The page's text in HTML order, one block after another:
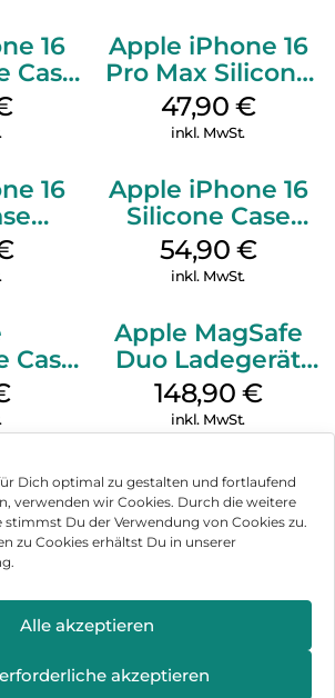
Dich optimal zu gestalten und fortlaufend
verwenden wir Cookies. Durch die weitere
stimmst Du der Verwendung von Cookies zu.
zu Cookies erhältst Du in unserer
Alle akzeptieren
akzeptieren
16
Case
Apple iPhone 16
Pro Max Silicone
Case MagSafe
Black
47,90 €
inkl. MwSt.
16
Apple iPhone 16
Silicone Case
MagSafe Lake
Green
54,90 €
inkl. MwSt.
Case
Apple MagSafe
Duo Ladegerät
Weiß
148,90 €
inkl. MwSt.